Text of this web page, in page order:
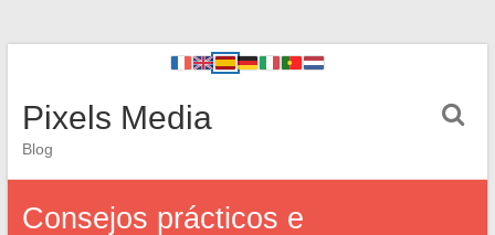
Pixels Media
Blog
Consejos prácticos e